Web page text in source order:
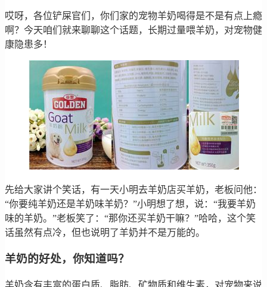
哎呀，各位铲屎官们，你们家的宠物羊奶喝得是不是有点上瘾
啊？今天咱们就来聊聊这个话题，长期过量喂羊奶，对宠物健
康隐患多！
先给大家讲个笑话，有一天小明去羊奶店买羊奶，老板问他：
“你要纯羊奶还是羊奶味羊奶？”小明想了想，说：“我要羊奶
味的羊奶。”老板笑了：“那你还买羊奶干嘛？”哈哈，这个笑
话虽然有点冷，但也说明了羊奶并不是万能的。
羊奶的好处，你知道吗？
羊奶含有丰富的蛋白质、脂肪、矿物质和维生素，对宠物来说